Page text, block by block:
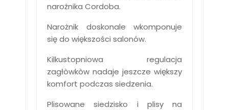
narożnika Cordoba.
Narożnik doskonale wkomponuje
się do większości salonów.
Kilkustopniowa regulacja
zagłòwkòw nadaje jeszcze większy
komfort podczas siedzenia.
Plisowane siedzisko i plisy na